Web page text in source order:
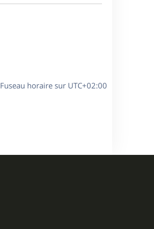
Fuseau horaire sur UTC+02:00